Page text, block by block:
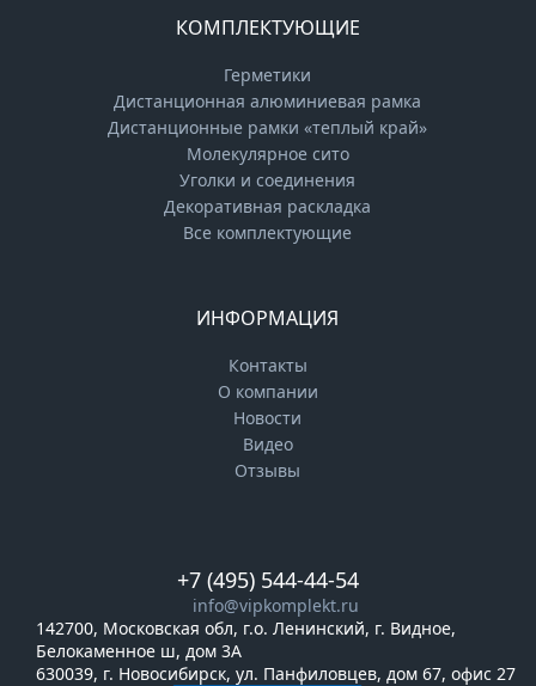
КОМПЛЕКТУЮЩИЕ
Герметики
Дистанционная алюминиевая рамка
Дистанционные рамки «теплый край»
Молекулярное сито
Уголки и соединения
Декоративная раскладка
Все комплектующие
ИНФОРМАЦИЯ
Контакты
О компании
Новости
Видео
Отзывы
+7 (495) 544-44-54
info@vipkomplekt.ru
142700, Московская обл, г.о. Ленинский, г. Видное,
Белокаменное ш, дом 3А
630039, г. Новосибирск, ул. Панфиловцев, дом 67, офис 27